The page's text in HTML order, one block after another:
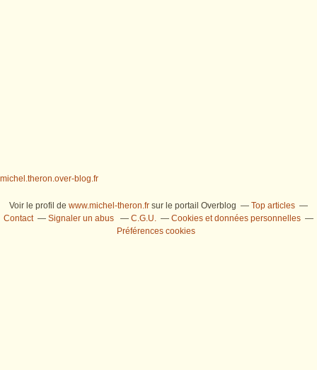
michel.theron.over-blog.fr
Voir le profil de www.michel-theron.fr sur le portail Overblog
Top articles
Contact
Signaler un abus C.G.U.
Cookies et données personnelles
Préférences cookies